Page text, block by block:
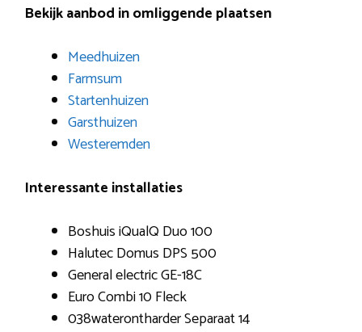
Bekijk aanbod in omliggende plaatsen
Meedhuizen
Farmsum
Startenhuizen
Garsthuizen
Westeremden
Interessante installaties
Boshuis iQualQ Duo 100
Halutec Domus DPS 500
General electric GE-18C
Euro Combi 10 Fleck
038waterontharder Separaat 14